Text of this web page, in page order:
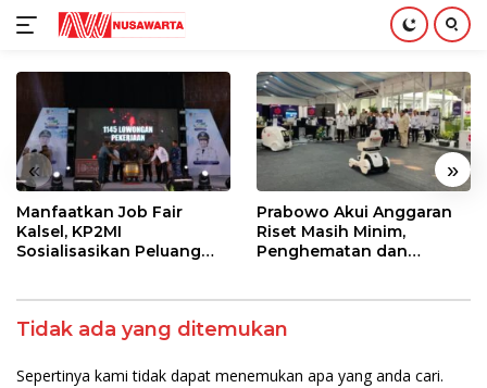
konten
« »
Manfaatkan Job Fair
Kalsel, KP2MI
Sosialisasikan Peluang
Prabowo Akui Anggaran
Riset Masih Minim,
Penghematan dan
Tidak ada yang ditemukan
Sepertinya kami tidak dapat menemukan apa yang anda cari.